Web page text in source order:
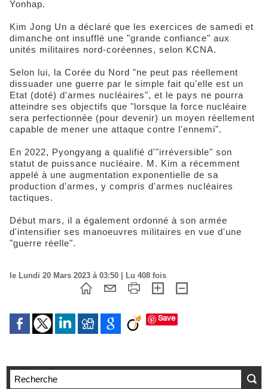
Yonhap.
Kim Jong Un a déclaré que les exercices de samedi et
dimanche ont insufflé une "grande confiance" aux
unités militaires nord-coréennes, selon KCNA.
Selon lui, la Corée du Nord "ne peut pas réellement
dissuader une guerre par le simple fait qu'elle est un
Etat (doté) d'armes nucléaires", et le pays ne pourra
atteindre ses objectifs que "lorsque la force nucléaire
sera perfectionnée (pour devenir) un moyen réellement
capable de mener une attaque contre l'ennemi".
En 2022, Pyongyang a qualifié d'"irréversible" son
statut de puissance nucléaire. M. Kim a récemment
appelé à une augmentation exponentielle de sa
production d'armes, y compris d'armes nucléaires
tactiques.
Début mars, il a également ordonné à son armée
d'intensifier ses manoeuvres militaires en vue d'une
"guerre réelle".
le Lundi 20 Mars 2023 à 03:50 | Lu 408 fois
Save